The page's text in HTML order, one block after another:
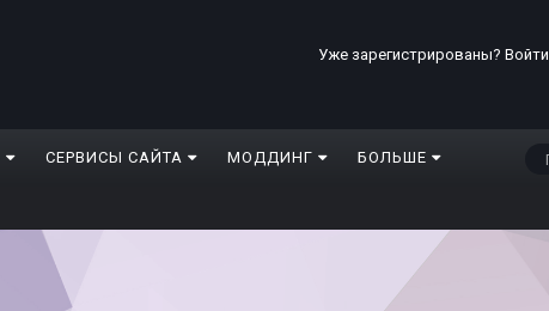
Уже зарегистрированы? Войти
СЕРВИСЫ САЙТА МОДДИНГ БОЛЬШЕ